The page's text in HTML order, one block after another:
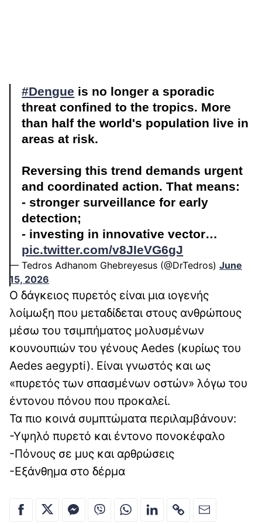
#Dengue is no longer a sporadic
threat confined to the tropics. More
than half the world's population live in
areas at risk.
Reversing this trend demands urgent
and coordinated action. That means:
- stronger surveillance for early
detection;
- investing in innovative vector…
pic.twitter.com/v8JIeVG6gJ
— Tedros Adhanom Ghebreyesus (@DrTedros) June
15, 2026
Ο δάγκειος πυρετός είναι μια ιογενής
λοίμωξη που μεταδίδεται στους ανθρώπους
μέσω του τσιμπήματος μολυσμένων
κουνουπιών του γένους Aedes (κυρίως του
Aedes aegypti). Είναι γνωστός και ως
«πυρετός των σπασμένων οστών» λόγω του
έντονου πόνου που προκαλεί.
Τα πιο κοινά συμπτώματα περιλαμβάνουν:
-Υψηλό πυρετό και έντονο πονοκέφαλο
-Πόνους σε μυς και αρθρώσεις
-Εξάνθημα στο δέρμα